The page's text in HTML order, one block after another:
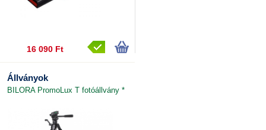
16 090 Ft
Állványok
BILORA PromoLux T fotóállvány *